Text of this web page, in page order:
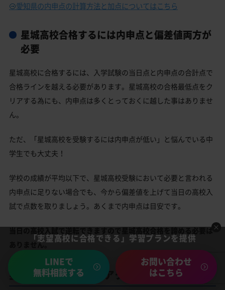
愛知県の内申点の計算方法と加点についてはこちら
星城高校合格するには内申点と偏差値両方が
必要
星城高校に合格するには、入学試験の当日点と内申点の合計点で
合格ラインを越える必要があります。星城高校の合格最低点をク
リアする為にも、内申点は多くとっておくに越した事はありませ
ん。
ただ、「星城高校を受験するには内申点が低い」と悩んでいる中
学生でも大丈夫！
学校の成績が平均以下で、星城高校受験において必要と言われる
内申点に足りない場合でも、今から偏差値を上げて当日の高校入
試で点数を取りましょう。あくまで内申点は目安です。
当日の高校入試で逆転できますので星城高校合格を諦める必要は
ありません。
星城高校の所在地・アクセス
「志望高校に合格できる」学習プランを提供
LINEで
無料相談する
お問い合わせ
はこちら